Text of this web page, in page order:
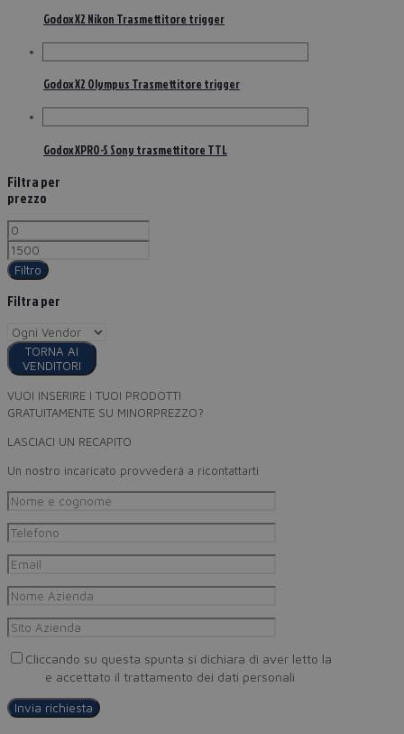
Godox X2 Nikon Trasmettitore trigger
Godox X2 Olympus Trasmettitore trigger
Godox XPRO-S Sony trasmettitore TTL
Filtra per
prezzo
Filtro
Filtra per
TORNA AI
VENDITORI
VUOI INSERIRE I TUOI PRODOTTI
GRATUITAMENTE SU MINORPREZZO?
LASCIACI UN RECAPITO
Un nostro incaricato provvederà a ricontattarti
Cliccando su questa spunta si dichiara di aver letto la
e accettato il trattamento dei dati personali